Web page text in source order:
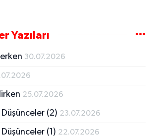
Yazıları
30.07.2026
25.07.2026
Düşünceler (2) 23.07.2026
(1) 22.07.2026